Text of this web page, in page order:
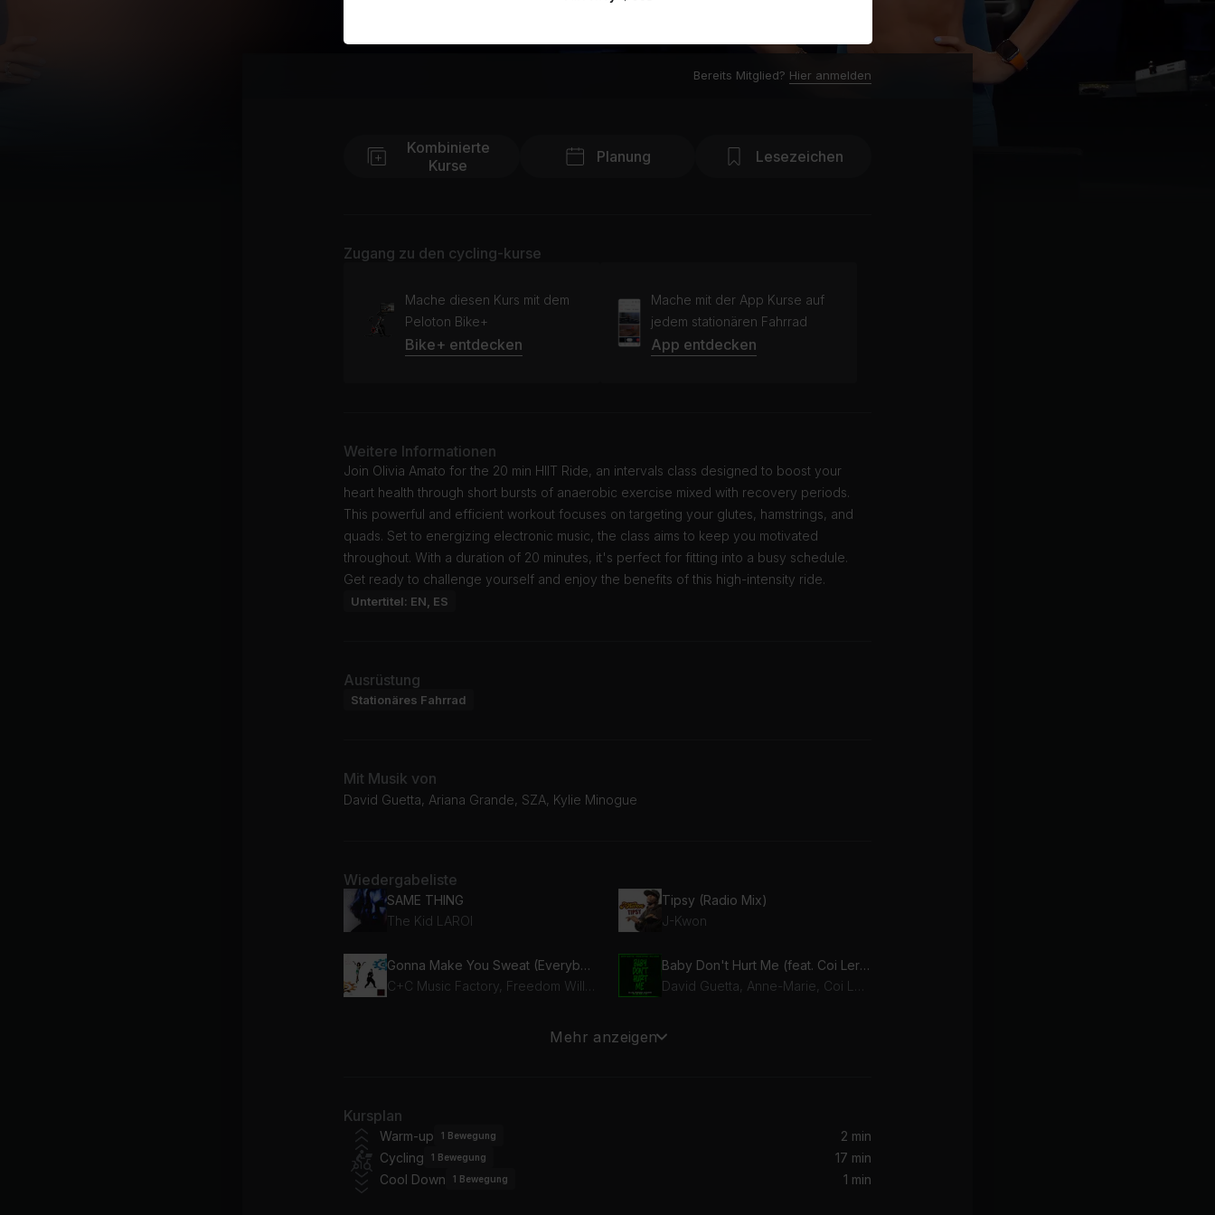
Bereits Mitglied? Hier anmelden
Kombinierte
Kurse
Planung Lesezeichen
Zugang zu den cycling-kurse
Mache diesen Kurs mit dem
Peloton Bike+
Bike+ entdecken
Mache mit der App Kurse auf
jedem stationären Fahrrad
App entdecken
Weitere Informationen
Join Olivia Amato for the 20 min HIIT Ride, an intervals class designed to boost your
heart health through short bursts of anaerobic exercise mixed with recovery periods.
This powerful and efficient workout focuses on targeting your glutes, hamstrings, and
quads. Set to energizing electronic music, the class aims to keep you motivated
throughout. With a duration of 20 minutes, it's perfect for fitting into a busy schedule.
Get ready to challenge yourself and enjoy the benefits of this high-intensity ride.
Untertitel: EN, ES
Ausrüstung
Stationäres Fahrrad
Mit Musik von
David Guetta, Ariana Grande, SZA, Kylie Minogue
Wiedergabeliste
SAME THING
The Kid LAROI
Tipsy (Radio Mix)
J-Kwon
Gonna Make You Sweat (Everybody Dance Now) (feat. Freedom Williams)
Baby Don't Hurt Me (feat. Coi Leray) [DJs From Mars Remix]
Ariana Grande
Mehr anzeigen
Kursplan
Warm-up 1 Bewegung
2 min
Cycling
1 Bewegung
17 min
Cool Down
1 Bewegung 1 min